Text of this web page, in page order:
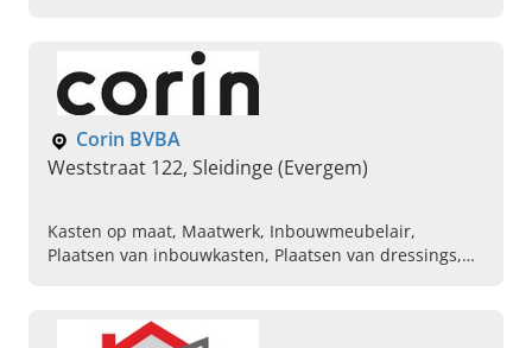
Binnenschrijnwerken, Buitenschrijnwerken
Corin BVBA
Weststraat 122, Sleidinge (Evergem)
Kasten op maat, Maatwerk, Inbouwmeubelair,
Plaatsen van inbouwkasten, Plaatsen van dressings,
timmerwerken